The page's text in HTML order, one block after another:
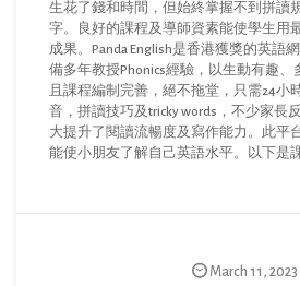
生花了錢和時間，但始終掌握不到拼讀
字。良好的課程及導師資素能使學生用
成果。Panda English是香港獲獎的英語
備多年教授Phonics經驗，以生動有趣、
且課程編制完善，絕不拖堂，只需24小
音，拼讀技巧及tricky words，不少家長
大提升了閱讀流暢度及寫作能力。此平
能使小朋友了解自己英語水平。以下是
March 11, 2023